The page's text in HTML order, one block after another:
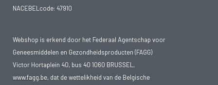
NACEBELcode: 47910
Webshop is erkend door het Federaal Agentschap voor
Geneesmiddelen en Gezondheidsproducten (FAGG)
Victor Hortaplein 40, bus 40 1060 BRUSSEL,
www.fagg.be, dat de wettelikheid van de Belgische